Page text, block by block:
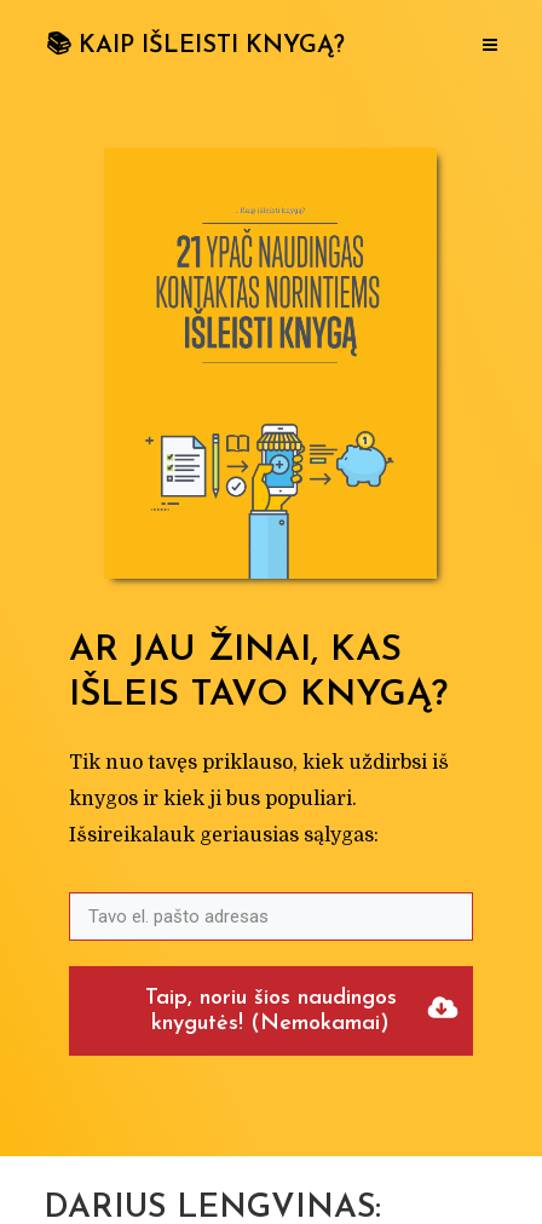
📚 KAIP IŠLEISTI KNYGĄ?
AR JAU ŽINAI, KAS
IŠLEIS TAVO KNYGĄ?
Tik nuo tavęs priklauso, kiek uždirbsi iš
knygos ir kiek ji bus populiari.
Išsireikalauk geriausias sąlygas:
Taip, noriu šios naudingos
knygutės! (Nemokamai)
DARIUS LENGVINAS: